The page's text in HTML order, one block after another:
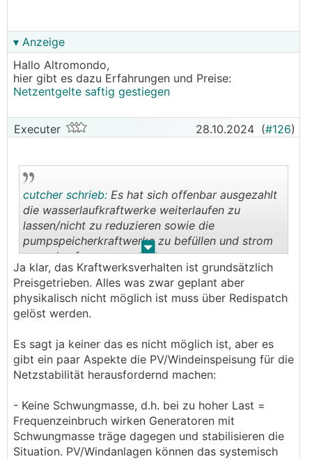
Wir hatten zur Mittagszeit ca. 4,1GW PV
Einspeisung bei einer Gesamtlast von 5,5GW, das
heißt ca. 75% wurde inATallein durch PV
abgedeckt (!). Das ist alles andere als unkritisch,
anders verhalten als rotierende Generatoren mit
▾ Anzeige
Hallo Altromondo,
hier gibt es dazu Erfahrungen und Preise:
Netzentgelte saftig gestiegen
Executer 28.10.2024 (#126)
. .
cutcher schrieb: Es hat sich offenbar ausgezahlt
die wasserlaufkraftwerke weiterlaufen zu
lassen/nicht zu reduzieren sowie die
pumpspeicherkraftwerke zu befüllen und strom
zu verkaufen
ansonsten hätten wir ein anderes verhalten
beobachten können
Ja klar, das Kraftwerksverhalten ist grundsätzlich
Preisgetrieben. Alles was zwar geplant aber
physikalisch nicht möglich ist muss über Redispatch
gelöst werden.
Es sagt ja keiner das es nicht möglich ist, aber es
gibt ein paar Aspekte die PV/Windeinspeisung für die
Netzstabilität herausfordernd machen:
- Keine Schwungmasse, d.h. bei zu hoher Last =
Frequenzeinbruch wirken Generatoren mit
Schwungmasse träge dagegen und stabilisieren die
Situation. PV/Windanlagen können das systemisch